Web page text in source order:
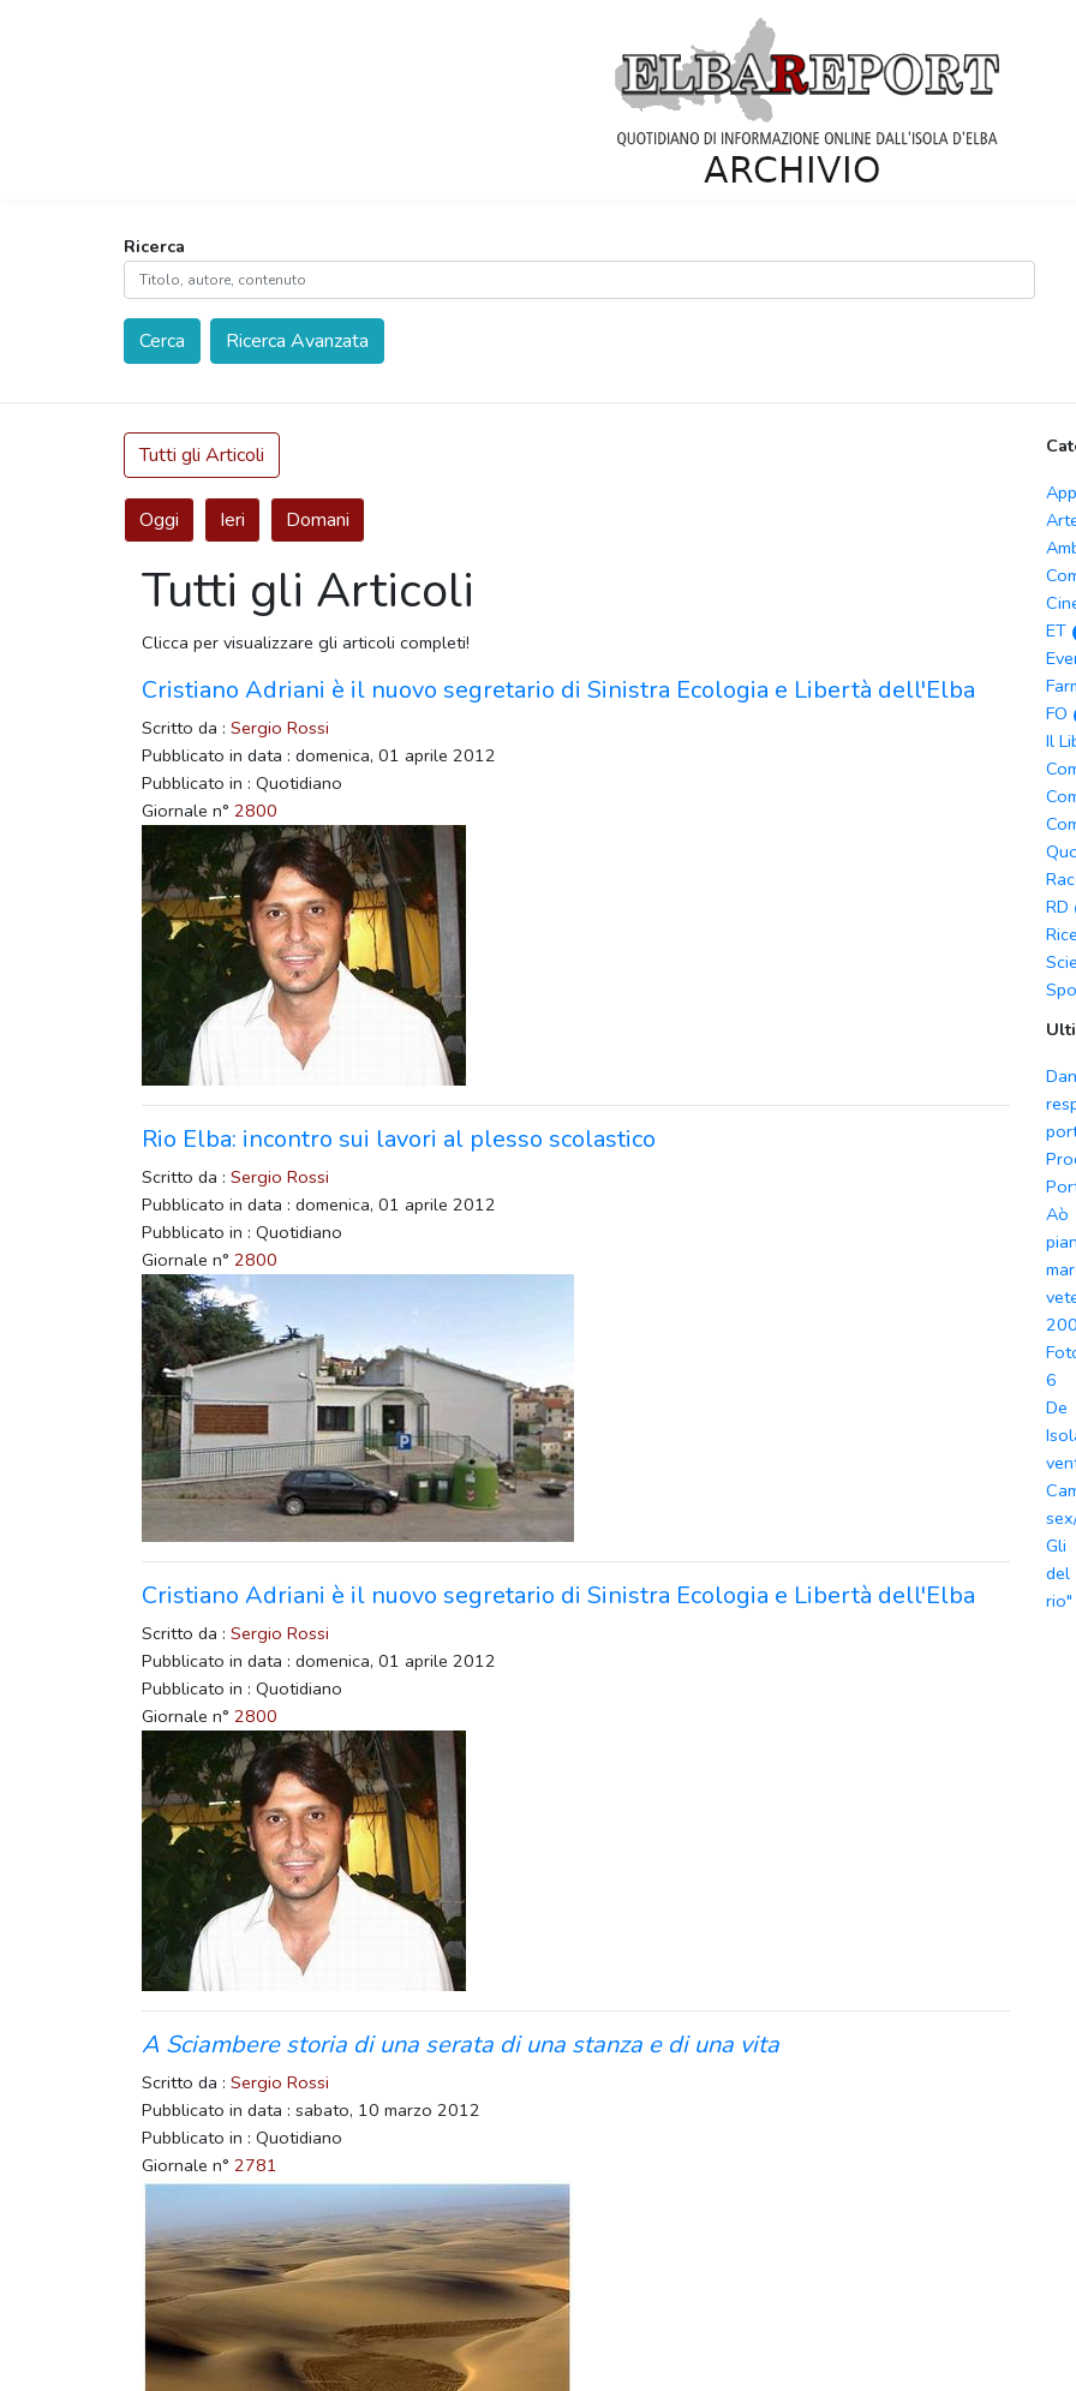
Ricerca
Cerca Ricerca Avanzata
Tutti gli Articoli
Oggi Ieri Domani
Tutti gli Articoli
Clicca per visualizzare gli articoli completi!
Cristiano Adriani è il nuovo segretario di Sinistra Ecologia e Libertà dell'Elba
Scritto da : Sergio Rossi
Pubblicato in data : domenica, 01 aprile 2012
Pubblicato in : Quotidiano
Giornale n° 2800
Rio Elba: incontro sui lavori al plesso scolastico
Scritto da : Sergio Rossi
Pubblicato in data : domenica, 01 aprile 2012
Pubblicato in : Quotidiano
Giornale n° 2800
Cristiano Adriani è il nuovo segretario di Sinistra Ecologia e Libertà dell'Elba
Scritto da : Sergio Rossi
Pubblicato in data : domenica, 01 aprile 2012
Pubblicato in : Quotidiano
Giornale n° 2800
A Sciambere storia di una serata di una stanza e di una vita
Scritto da : Sergio Rossi
Pubblicato in data : sabato, 10 marzo 2012
Pubblicato in : Quotidiano
Giornale n° 2781
ET
FO
Il
RD
Aò
6
De
Gli
del
rio"